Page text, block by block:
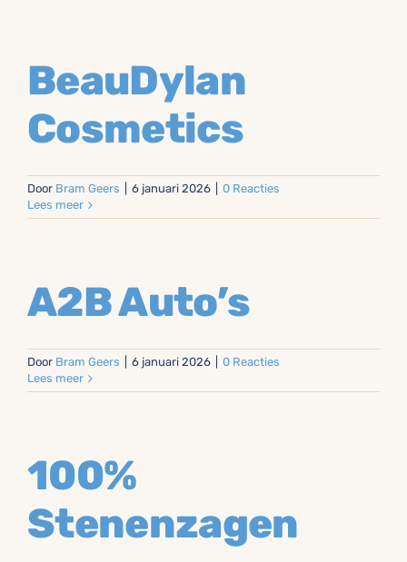
BeauDylan
Cosmetics
Door Bram Geers 6 januari 2026
0 Reacties
Lees meer
A2B Auto’s
Door Bram Geers 6 januari 2026
0 Reacties
Lees meer
100%
Stenenzagen